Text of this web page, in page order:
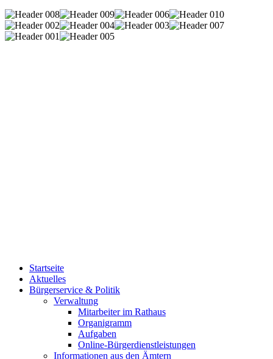
Startseite
Aktuelles
Bürgerservice & Politik
Verwaltung
Mitarbeiter im Rathaus
Organigramm
Aufgaben
Online-Bürgerdienstleistungen
Informationen aus den Ämtern